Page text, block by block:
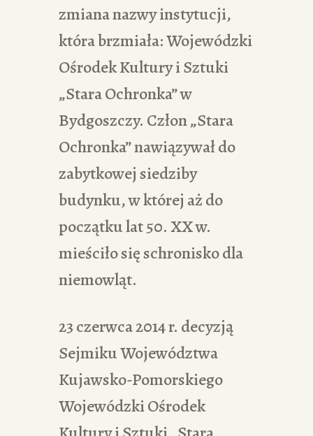
zmiana nazwy instytucji,
która brzmiała: Wojewódzki
Ośrodek Kultury i Sztuki
„Stara Ochronka” w
Bydgoszczy. Człon „Stara
Ochronka” nawiązywał do
zabytkowej siedziby
budynku, w której aż do
początku lat 50. XX w.
mieściło się schronisko dla
niemowląt.
23 czerwca 2014 r. decyzją
Sejmiku Województwa
Kujawsko-Pomorskiego
Wojewódzki Ośrodek